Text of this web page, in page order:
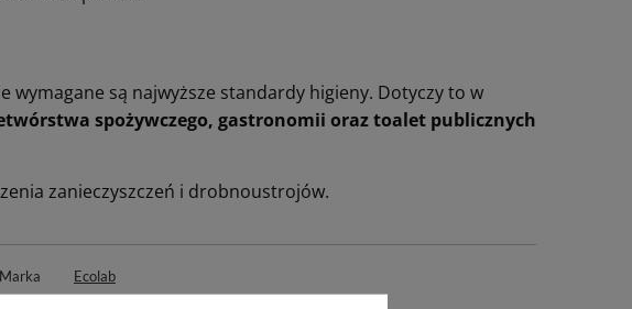
wymagane są najwyższe standardy higieny. Dotyczy to w
spożywczego, gastronomii oraz toalet publicznych
zanieczyszczeń i drobnoustrojów.
Marka
Ecolab